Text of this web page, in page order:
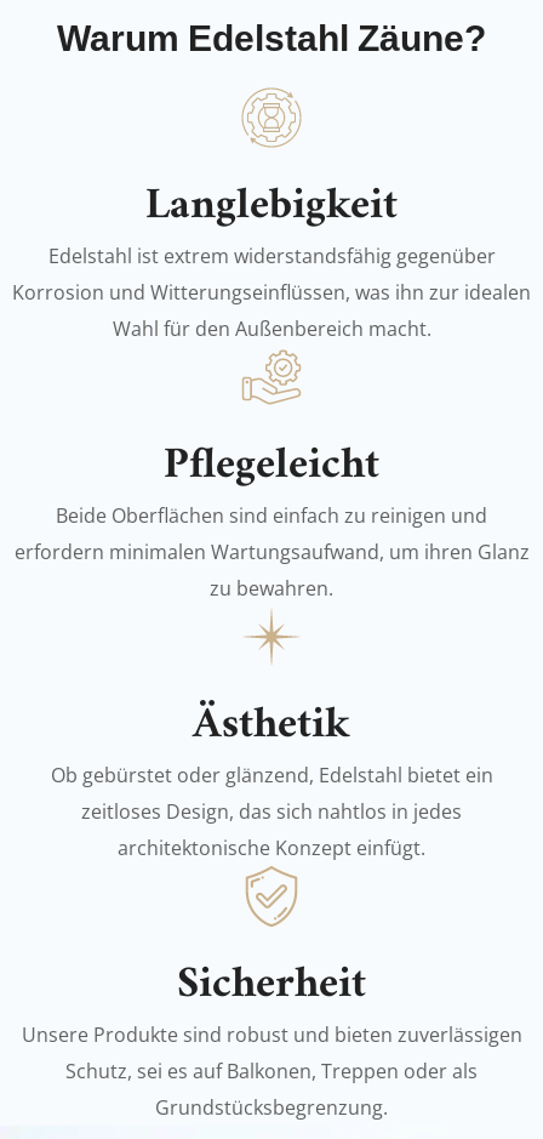
Warum Edelstahl Zäune?
Langlebigkeit
Edelstahl ist extrem widerstandsfähig gegenüber
Korrosion und Witterungseinflüssen, was ihn zur idealen
Wahl für den Außenbereich macht.
Pflegeleicht
Beide Oberflächen sind einfach zu reinigen und
erfordern minimalen Wartungsaufwand, um ihren Glanz
zu bewahren.
Ästhetik
Ob gebürstet oder glänzend, Edelstahl bietet ein
zeitloses Design, das sich nahtlos in jedes
architektonische Konzept einfügt.
Sicherheit
Unsere Produkte sind robust und bieten zuverlässigen
Schutz, sei es auf Balkonen, Treppen oder als
Grundstücksbegrenzung.